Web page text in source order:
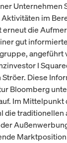
Unternehmen
im
die
gut
angeführt
I
Diese
Bloomberg
Im Mittelpunkt
die traditionellen